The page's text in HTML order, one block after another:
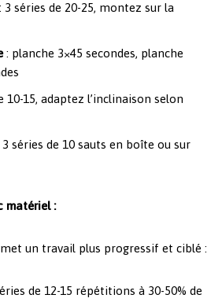
: 3 séries de 20-25, montez sur la
: planche 3×45 secondes, planche
10-15, adaptez l’inclinaison selon
3 séries de 10 sauts en boîte ou sur
matériel :
un travail plus progressif et ciblé :
de 12-15 répétitions à 30-50% de